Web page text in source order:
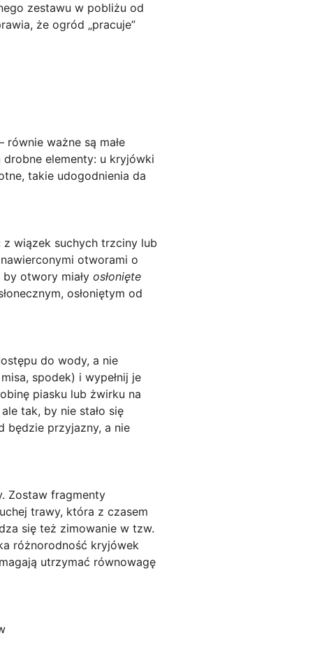
zestawu w pobliżu od
że ogród „pracuje”
równie ważne są małe
elementy: u kryjówki
takie udogodnienia da
wiązek suchych trzciny lub
otworami o
otwory miały osłonięte
osłoniętym od
do wody, a nie
spodek) i wypełnij je
piasku lub żwirku na
tak, by nie stało się
będzie przyjazny, a nie
Zostaw fragmenty
trawy, która z czasem
się też zimowanie w tzw.
różnorodność kryjówek
utrzymać równowagę